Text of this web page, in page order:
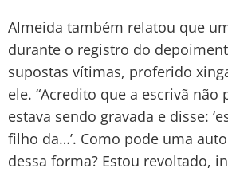
Almeida também relatou que
durante o registro do
supostas vítimas, proferido
ele. “Acredito que a escrivã não
estava sendo gravada e disse:
filho da…’. Como pode uma
dessa forma? Estou revoltado,